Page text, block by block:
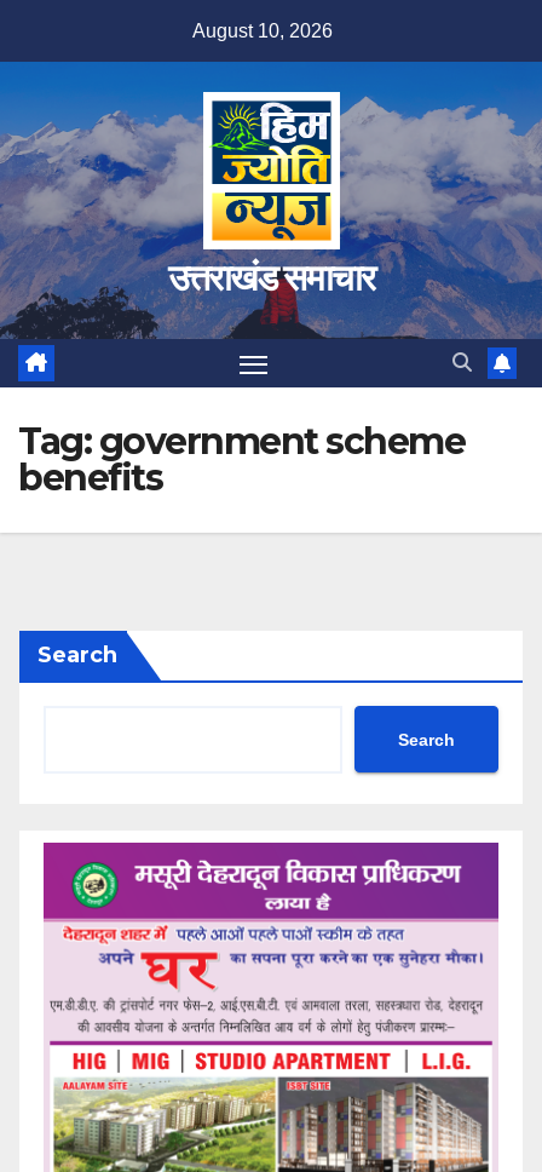
August 10, 2026
उत्तराखंड समाचार
Tag:government scheme
benefits
Search
Search